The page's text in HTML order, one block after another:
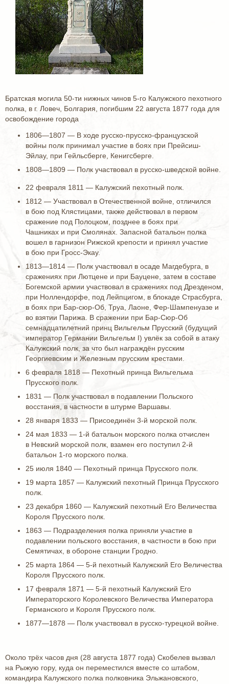
Братская могила 50-ти нижных чинов 5-го Калужского пехотного
полка, в г. Ловеч, Болгария, погибшим 22 августа 1877 года для
освобождение города
1806—1807 — В ходе русско-прусско-французской
войны полк принимал участие в боях при Прей­сиш-
Эйлау, при Гейльсберге, Кенигсберге.
1808—1809 — Полк уча­ствовал в русско-шведской войне.
22 февраля 1811 — Калужский пехотный полк.
1812 — Участвовал в Отечественной войне, отличился
в бою под Клястицами, также действовал в первом
сражение под Полоцком, позднее в боях при
Чашниках и при Смолянах. Запасной батальон полка
вошел в гарнизон Рижской крепости и принял участие
в бою при Гросс-Экау.
1813—1814 — Полк участвовал в осаде Магдебурга, в
сражениях при Лют­цене и при Бауцене, затем в составе
Богемской армии участвовал в сра­жениях под Дрезденом,
при Ноллендорфе, под Лейпцигом, в блокаде Страсбурга,
в боях при Бар-сюр-Об, Труа, Лаоне, Фер-Шам­пенуазе и
во взятии Парижа. В сражении при Бар-Сюр-Об
семнадцатилетний принц Вильгельм Прусский (будущий
император Германии Вильгельм I) увлёк за собой в атаку
Калужский полк, за что был награждён русским
Георгиевским и Железным прусским крестами.
6 февраля 1818 — Пехотный принца Вильгельма
Прусского полк.
1831 — Полк участвовал в подавлении Польского
восстания, в частности в штурме Варшавы.
28 января 1833 — Присоединён 3-й морской полк.
24 мая 1833 — 1-й батальон морского полка отчислен
в Невский морской полк, взамен его поступил 2-й
батальон 1-го морского полка.
25 июля 1840 — Пехотный принца Прусского полк.
19 марта 1857 — Калужский пехотный Принца Прусского
полк.
23 декабря 1860 — Калужский пехотный Его Величества
Короля Прусского полк.
1863 — Подразделения полка приняли участие в
подавлении польского восстания, в частности в бою при
Семятичах, в обороне станции Гродно.
25 марта 1864 — 5-й пехотный Калужский Его Величества
Короля Прусского полк.
17 февраля 1871 — 5-й пехотный Калужский Его
Императорского Королевского Величества Императора
Германского и Короля Прусского полк.
1877—1878 — Полк участвовал в русско-турецкой войне.
Около трёх часов дня (28 августа 1877 года) Скобелев вызвал
на Рыжую гору, куда он переместился вместе со штабом,
командира Калужского полка полковника Эльжановского,